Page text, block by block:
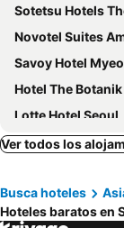
Sotetsu Hotels The Splaisir
Novotel Suites
Savoy Hotel
Hotel The Botanik Sewoon
Lotte Hotel Seoul
Migliore Hotel Seoul
ibis Ambassador
Solaria Nishitetsu Hotel
Ver todos los
Busca hoteles
Hoteles baratos en